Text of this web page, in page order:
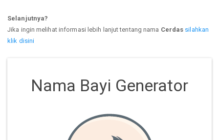
Selanjutnya?
Jika ingin melihat informasi lebih lanjut tentang nama Cerdas silahkan
klik disini
Nama Bayi Generator